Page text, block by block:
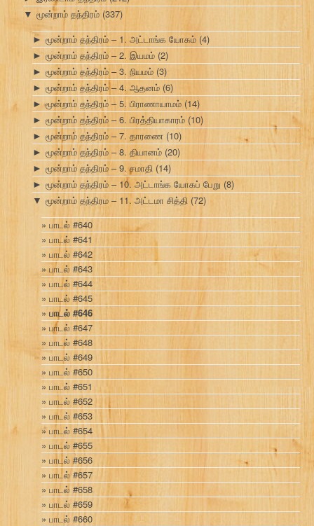
▼ மூன்றாம் தந்திரம் (337)
► மூன்றாம் தந்திரம் – 1. அட்டாங்க யோகம் (4)
► மூன்றாம் தந்திரம் – 2. இயமம் (2)
► மூன்றாம் தந்திரம் – 3. நியமம் (3)
► மூன்றாம் தந்திரம் – 4. ஆதனம் (6)
► மூன்றாம் தந்திரம் – 5. பிராணாயாமம் (14)
► மூன்றாம் தந்திரம் – 6. பிரத்தியாகாரம் (10)
► மூன்றாம் தந்திரம் – 7. தாரணை (10)
► மூன்றாம் தந்திரம் – 8. தியானம் (20)
► மூன்றாம் தந்திரம் – 9. சமாதி (14)
► மூன்றாம் தந்திரம் – 10. அட்டாங்க யோகப் பேறு (8)
▼ மூன்றாம் தந்திரம – 11. அட்டமா சித்தி (72)
பாடல் #640
பாடல் #641
பாடல் #642
பாடல் #643
பாடல் #644
பாடல் #645
பாடல் #646
பாடல் #647
பாடல் #648
பாடல் #649
பாடல் #650
பாடல் #651
பாடல் #652
பாடல் #653
பாடல் #654
பாடல் #655
பாடல் #656
பாடல் #657
பாடல் #658
பாடல் #659
பாடல் #660